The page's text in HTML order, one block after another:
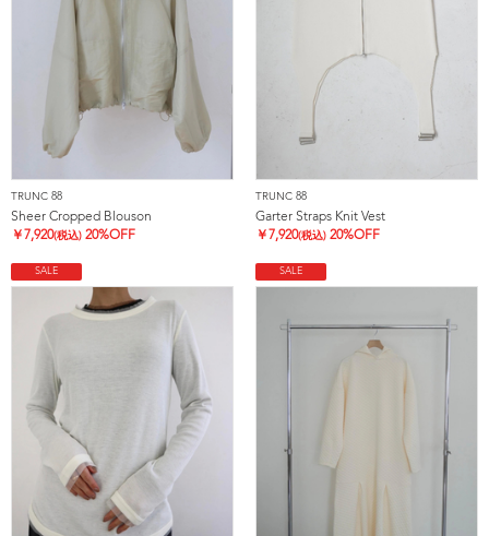
TRUNC 88
Sheer Cropped Blouson
￥ 7,920(税込) 20%OFF
TRUNC 88
Garter Straps Knit Vest
￥ 7,920(税込) 20%OFF
SALE SALE